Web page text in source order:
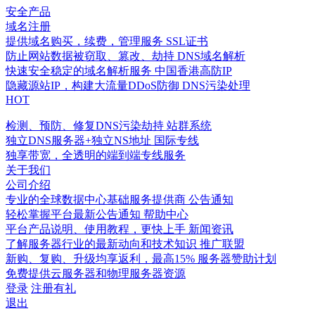
安全产品
域名注册
提供域名购买，续费，管理服务 SSL证书
防止网站数据被窃取、篡改、劫持 DNS域名解析
快速安全稳定的域名解析服务 中国香港高防IP
隐藏源站IP，构建大流量DDoS防御 DNS污染处理
HOT
检测、预防、修复DNS污染劫持 站群系统
独立DNS服务器+独立NS地址 国际专线
独享带宽，全透明的端到端专线服务
关于我们
公司介绍
专业的全球数据中心基础服务提供商 公告通知
轻松掌握平台最新公告通知 帮助中心
平台产品说明、使用教程，更快上手 新闻资讯
了解服务器行业的最新动向和技术知识 推广联盟
新购、复购、升级均享返利，最高15% 服务器赞助计划
免费提供云服务器和物理服务器资源
登录 注册有礼
退出